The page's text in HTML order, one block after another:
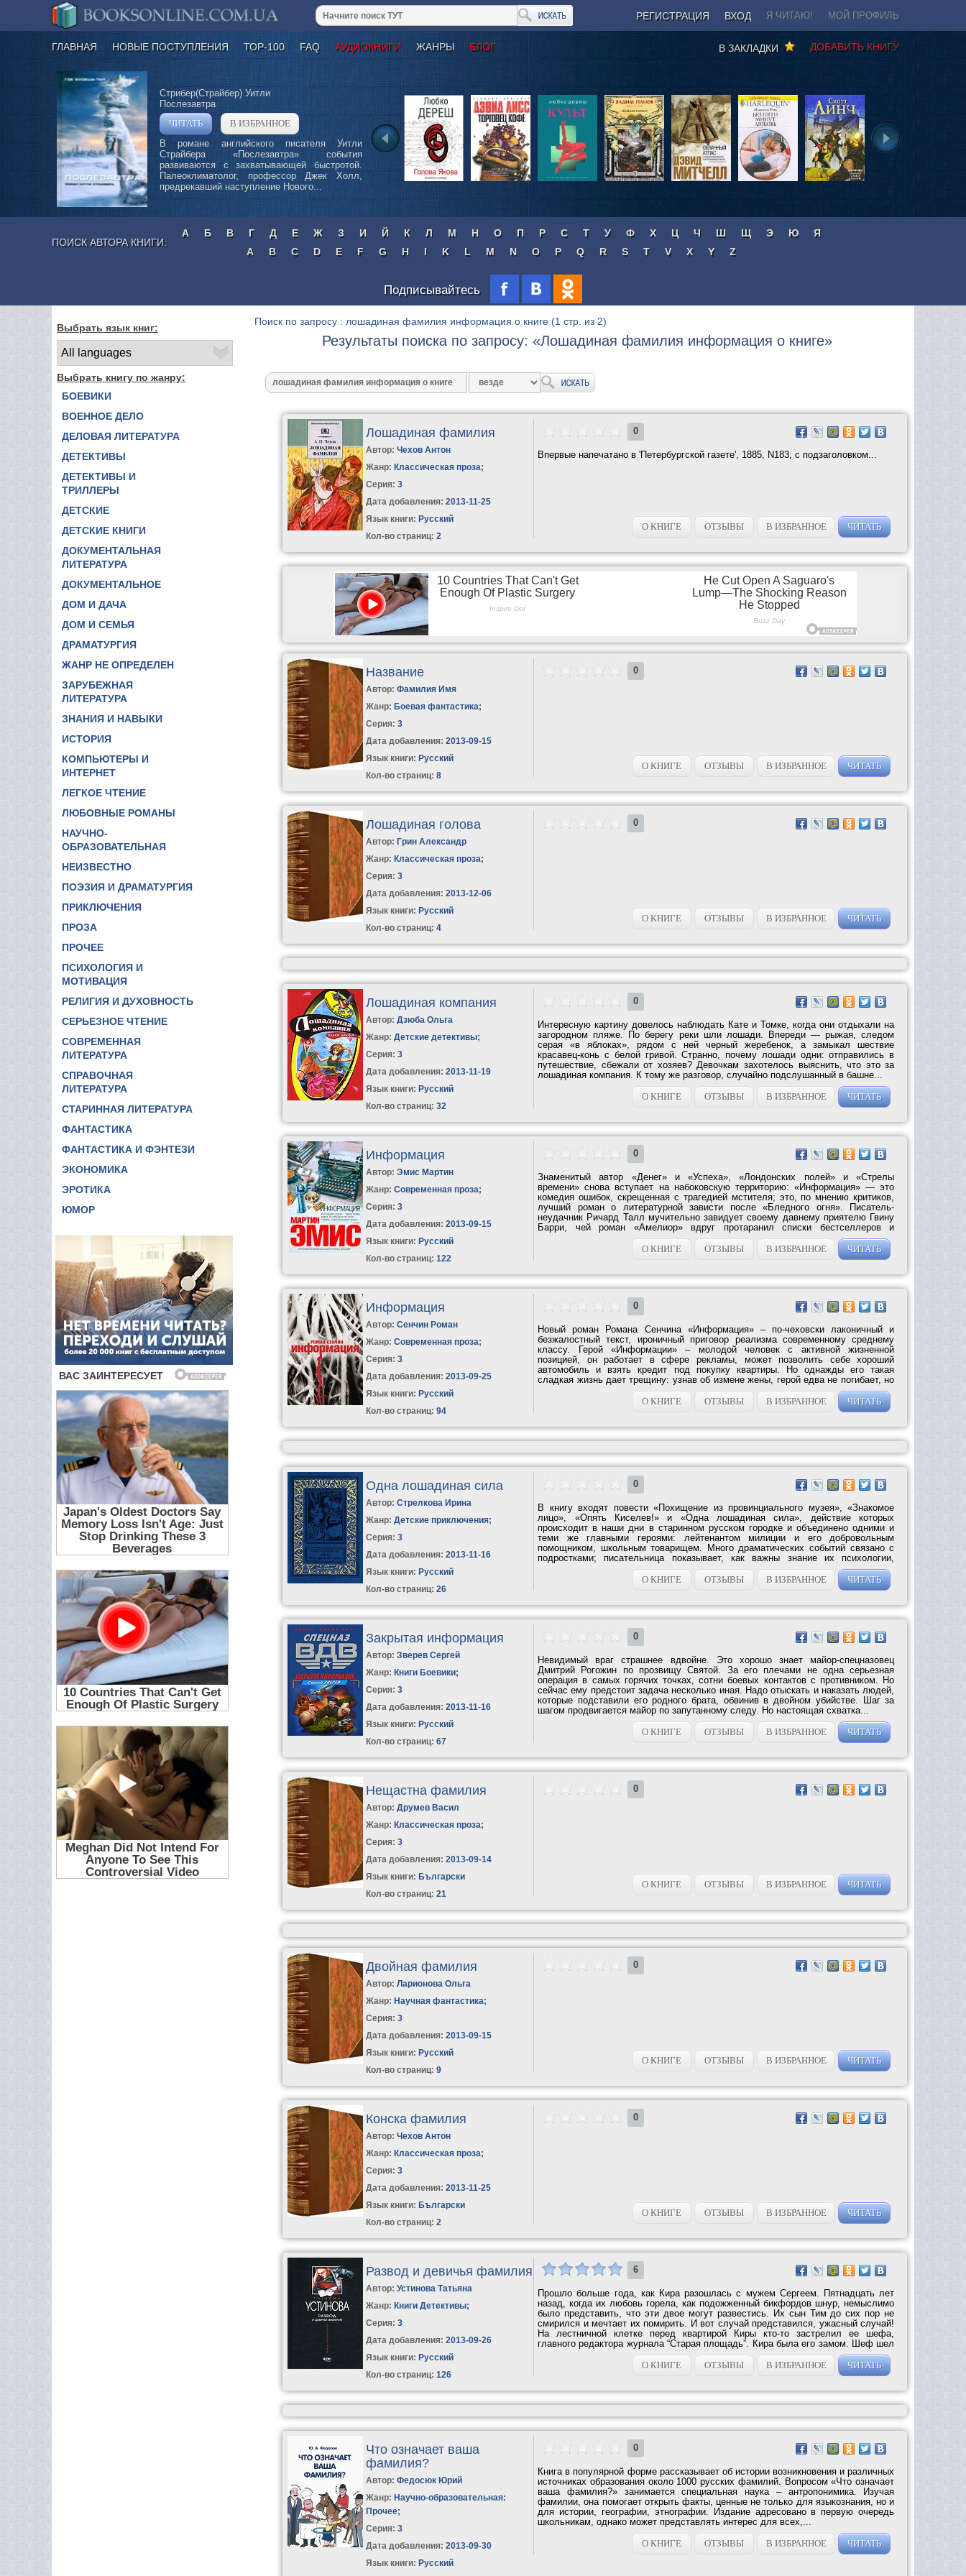
РЕГИСТРАЦИЯ ВХОД Я ЧИТАЮ! МОЙ ПРОФИЛЬ
ГЛАВНАЯ НОВЫЕ ПОСТУПЛЕНИЯ ТОР-100 FAQ АУДИОКНИГИ ЖАНРЫ БЛОГ ДОБАВИТЬ КНИГУ
В ЗАКЛАДКИ
Стрибер(Страйбер) Уитли
Послезавтра
ЧИТАТЬ
В ИЗБРАННОЕ
В романе английского писателя Уитли
Страйбера «Послезавтра» события
развиваются с захватывающей быстротой.
Палеоклиматолог, профессор Джек Холл,
предрекавший наступление Нового...
ПОИСК АВТОРА КНИГИ:
А Б В Г Д Е Ж З И Й К Л М Н О П Р С Т У Ф Х Ц Ч Ш Щ Э Ю
Я
A
B C D E F G H I K L M N O P Q R S T V X Y Z
Подписывайтесь
Выбрать язык книг:
Выбрать книгу по жанру:
БОЕВИКИ
ВОЕННОЕ ДЕЛО
ДЕЛОВАЯ ЛИТЕРАТУРА
ДЕТЕКТИВЫ
ДЕТЕКТИВЫ И
ТРИЛЛЕРЫ
ДЕТСКИЕ
ДЕТСКИЕ КНИГИ
ДОКУМЕНТАЛЬНАЯ
ЛИТЕРАТУРА
ДОКУМЕНТАЛЬНОЕ
ДОМ И ДАЧА
ДОМ И СЕМЬЯ
ДРАМАТУРГИЯ
ЖАНР НЕ ОПРЕДЕЛЕН
ЗАРУБЕЖНАЯ
ЛИТЕРАТУРА
ЗНАНИЯ И НАВЫКИ
ИСТОРИЯ
КОМПЬЮТЕРЫ И
ИНТЕРНЕТ
ЛЕГКОЕ ЧТЕНИЕ
ЛЮБОВНЫЕ РОМАНЫ
НАУЧНО-
ОБРАЗОВАТЕЛЬНАЯ
НЕИЗВЕСТНО
ПОЭЗИЯ И ДРАМАТУРГИЯ
ПРИКЛЮЧЕНИЯ
ПРОЗА
ПРОЧЕЕ
ПСИХОЛОГИЯ И
МОТИВАЦИЯ
РЕЛИГИЯ И ДУХОВНОСТЬ
СЕРЬЕЗНОЕ ЧТЕНИЕ
СОВРЕМЕННАЯ
ЛИТЕРАТУРА
СПРАВОЧНАЯ
ЛИТЕРАТУРА
СТАРИННАЯ ЛИТЕРАТУРА
ФАНТАСТИКА
ФАНТАСТИКА И ФЭНТЕЗИ
ЭКОНОМИКА
ЭРОТИКА
ЮМОР
Поиск по запросу : лошадиная фамилия информация о книге (1 стр. из 2)
Результаты поиска по запросу: «Лошадиная фамилия информация о книге»
Лошадиная фамилия
Автор:Чехов Антон
Жанр: Классическая проза;
Серия:3
Дата добавления: 2013-11-25
Язык книги: Русский
Кол-во страниц: 2
0
Впервые напечатано в 'Петербургской газете', 1885, N183, с подзаголовком...
О КНИГЕ ОТЗЫВЫ В ИЗБРАННОЕ ЧИТАТЬ
Название
Автор:Фамилия Имя
Жанр: Боевая фантастика;
Серия:3
Дата добавления: 2013-09-15
Язык книги: Русский
Кол-во страниц: 8
0
О КНИГЕ ОТЗЫВЫ В ИЗБРАННОЕ ЧИТАТЬ
Лошадиная голова
Автор: Грин Александр
Жанр: Классическая проза;
Серия:3
Дата добавления: 2013-12-06
Язык книги: Русский
Кол-во страниц: 4
0
О КНИГЕ ОТЗЫВЫ В ИЗБРАННОЕ ЧИТАТЬ
Лошадиная компания
Автор:Дзюба Ольга
Жанр: Детские детективы;
Серия:3
Дата добавления: 2013-11-19
Язык книги: Русский
Кол-во страниц: 32
0
Интересную картину довелось наблюдать Кате и Томке, когда они отдыхали на
загородном пляже. По берегу реки шли лошади. Впереди — рыжая, следом
серая «в яблоках», рядом с ней черный жеребенок, а замыкал шествие
красавец-конь с белой гривой. Странно, почему лошади одни: отправились в
путешествие, сбежали от хозяев? Девочкам захотелось выяснить, что это за
лошадиная компания. К тому же разговор, случайно подслушанный в башне...
О КНИГЕ
ОТЗЫВЫ В ИЗБРАННОЕ ЧИТАТЬ
Информация
Автор:Эмис Мартин
Жанр: Современная проза;
Серия:3
Дата добавления: 2013-09-15
Язык книги: Русский
Кол-во страниц: 122
0
Знаменитый автор «Денег» и «Успеха», «Лондонских полей» и «Стрелы
времени» снова вступает на набоковскую территорию: «Информация» — это
комедия ошибок, скрещенная с трагедией мстителя; это, по мнению критиков,
лучший роман о литературной зависти после «Бледного огня». Писатель-
неудачник Ричард Талл мучительно завидует своему давнему приятелю Гвину
Барри, чей роман «Амелиор» вдруг протаранил списки бестселлеров и
О КНИГЕ
ОТЗЫВЫ В ИЗБРАННОЕ ЧИТАТЬ
Информация
Автор:Сенчин Роман
Жанр: Современная проза;
Серия:3
Дата добавления: 2013-09-25
Язык книги: Русский
Кол-во страниц: 94
0
Новый роман Романа Сенчина «Информация» – по-чеховски лаконичный и
безжалостный текст, ироничный приговор реализма современному среднему
классу. Герой «Информации» – молодой человек с активной жизненной
позицией, он работает в сфере рекламы, может позволить себе хороший
автомобиль и взять кредит под покупку квартиры. Но однажды его такая
сладкая жизнь дает трещину: узнав об измене жены, герой едва не погибает, но
О КНИГЕ
ОТЗЫВЫ В ИЗБРАННОЕ ЧИТАТЬ
Одна лошадиная сила
Автор:Стрелкова Ирина
Жанр: Детские приключения;
Серия:3
Дата добавления: 2013-11-16
Язык книги: Русский
Кол-во страниц: 26
0
В книгу входят повести «Похищение из провинциального музея», «Знакомое
лицо», «Опять Киселев!» и «Одна лошадиная сила», действие которых
происходит в наши дни в старинном русском городке и объединено одними и
теми же главными героями: лейтенантом милиции и его добровольным
помощником, школьным товарищем. Много драматических событий связано с
подростками; писательница показывает, как важны знание их психологии,
О КНИГЕ
ОТЗЫВЫ В ИЗБРАННОЕ ЧИТАТЬ
Закрытая информация
Автор:Зверев Сергей
Жанр: Книги Боевики;
Серия:3
Дата добавления: 2013-11-16
Язык книги: Русский
Кол-во страниц: 67
0
Невидимый враг страшнее вдвойне. Это хорошо знает майор-спецназовец
Дмитрий Рогожин по прозвищу Святой. За его плечами не одна серьезная
операция в самых горячих точках, сотни боевых контактов с противником. Но
сейчас ему предстоит задача несколько иная. Надо отыскать и наказать людей,
которые подставили его родного брата, обвинив в двойном убийстве. Шаг за
шагом продвигается майор по запутанному следу. Но настоящая схватка...
О КНИГЕ
ОТЗЫВЫ В ИЗБРАННОЕ ЧИТАТЬ
Нещастна фамилия
Автор:Друмев Васил
Жанр: Классическая проза;
Серия:3
Дата добавления: 2013-09-14
Язык книги: Български
Кол-во страниц: 21
0
О КНИГЕ ОТЗЫВЫ В ИЗБРАННОЕ ЧИТАТЬ
Двойная фамилия
Автор:Ларионова Ольга
Жанр: Научная фантастика;
Серия:3
Дата добавления: 2013-09-15
Язык книги: Русский
Кол-во страниц: 9
0
О КНИГЕ ОТЗЫВЫ В ИЗБРАННОЕ ЧИТАТЬ
Конска фамилия
Автор:Чехов Антон
Жанр: Классическая проза;
Серия:3
Дата добавления: 2013-11-25
Язык книги: Български
Кол-во страниц: 2
0
О КНИГЕ ОТЗЫВЫ В ИЗБРАННОЕ ЧИТАТЬ
Развод и девичья фамилия
Автор:Устинова Татьяна
Жанр: Книги Детективы;
Серия:3
Дата добавления: 2013-09-26
Язык книги: Русский
Кол-во страниц: 126
6
Прошло больше года, как Кира разошлась с мужем Сергеем. Пятнадцать лет
назад, когда их любовь горела, как подожженный бикфордов шнур, немыслимо
было представить, что эти двое могут развестись. Их сын Тим до сих пор не
смирился и мечтает их помирить. И вот случай представился, ужасный случай!
На лестничной клетке перед квартирой Киры кто-то застрелил ее шефа,
главного редактора журнала “Старая площадь”. Кира была его замом. Шеф шел
О КНИГЕ
ОТЗЫВЫ В ИЗБРАННОЕ ЧИТАТЬ
Что означает ваша
фамилия?
Автор:Федосюк Юрий
Жанр: Научно-образовательная:
Прочее;
Серия:3
Дата добавления: 2013-09-30
Язык книги: Русский
0
Книга в популярной форме рассказывает об истории возникновения и различных
источниках образования около 1000 русских фамилий. Вопросом «Что означает
ваша фамилия?» занимается специальная наука – антропонимика. Изучая
фамилии, она помогает открыть факты, ценные не только для языкознания, но и
для истории, географии, этнографии. Издание адресовано в первую очередь
школьникам, однако может представлять интерес для всех,...
О КНИГЕ
ОТЗЫВЫ В ИЗБРАННОЕ ЧИТАТЬ